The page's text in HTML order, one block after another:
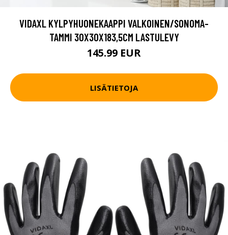
VIDAXL KYLPYHUONEKAAPPI VALKOINEN/SONOMA-
TAMMI 30X30X183,5CM LASTULEVY
145.99 EUR
LISÄTIETOJA